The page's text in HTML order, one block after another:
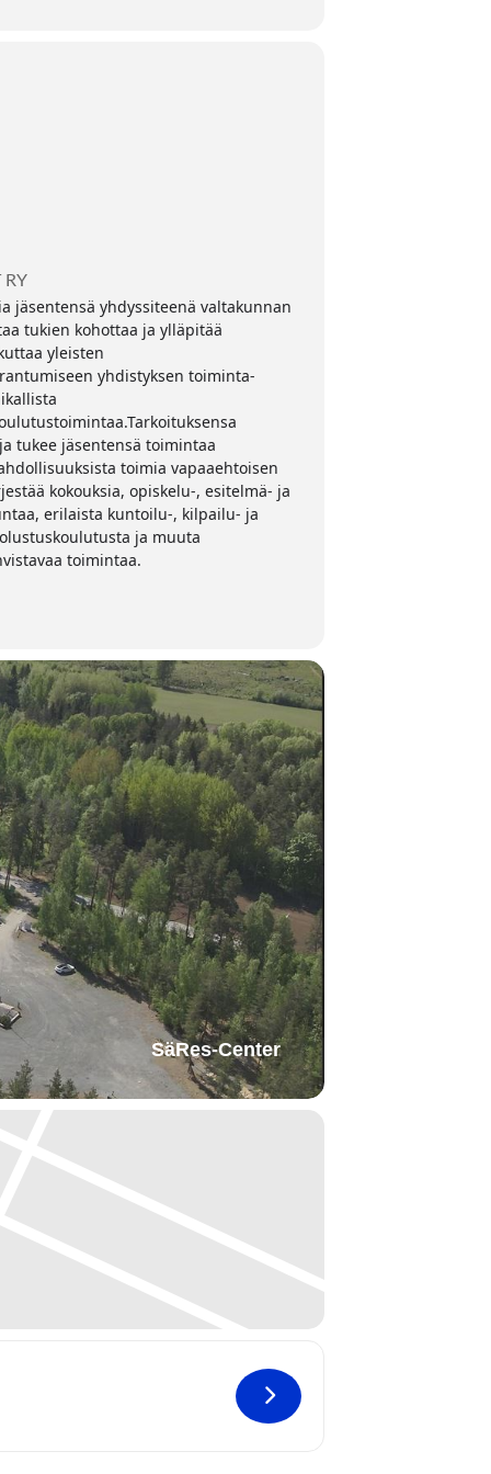
RY
jäsentensä yhdyssiteenä valtakunnan
tukien kohottaa ja ylläpitää
yleisten
yhdistyksen toiminta-
tukee jäsentensä toimintaa
toimia vapaaehtoisen
kokouksia, opiskelu-, esitelmä- ja
erilaista kuntoilu-, kilpailu- ja
ja muuta
toimintaa.
SäRes-Center